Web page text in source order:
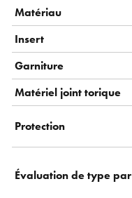
Matériau
Insert
Garniture
Matériel joint torique
Protection
Évaluation de type par